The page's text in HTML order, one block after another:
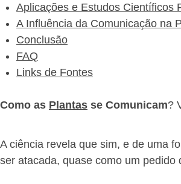
Aplicações e Estudos Científicos
A Influência da Comunicação na
Conclusão
FAQ
Links de Fontes
Como as Plantas se Comunicam?
A ciência revela que sim, e de uma
ser atacada, quase como um pedido